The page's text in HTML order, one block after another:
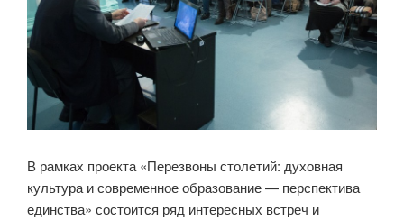
В рамках проекта «Перезвоны столетий: духовная
культура и современное образование — перспектива
единства» состоится ряд интересных встреч и